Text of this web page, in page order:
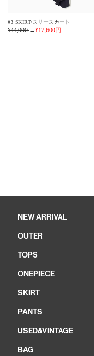
#3 SKIRT/スリースカート
¥44,000→¥17,600円
NEW ARRIVAL
OUTER
TOPS
ONEPIECE
SKIRT
PANTS
USED&VINTAGE
BAG